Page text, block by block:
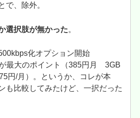
で、除外。
選択肢が無かった。
化オプション開始
が最大のポイント（385円月 3GB
円/月）。というか、コレが本
も比較してみたけど、一択だった